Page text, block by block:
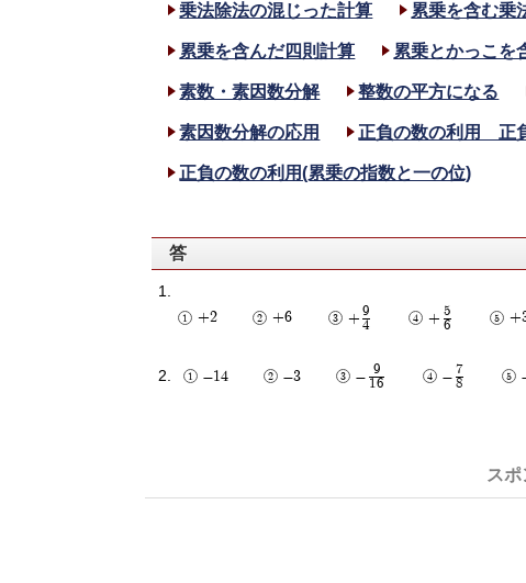
乗法除法の混じった計算 累乗を含む乗
累乗を含んだ四則計算 累乗とかっこを
素数・素因数分解 整数の平方になる
素因数分解の応用 正負の数の利用 正
正負の数の利用(累乗の指数と一の位)
答
+2 +6 + 9
4
+ 5
6
-14 -3 - 9
16
- 7
8